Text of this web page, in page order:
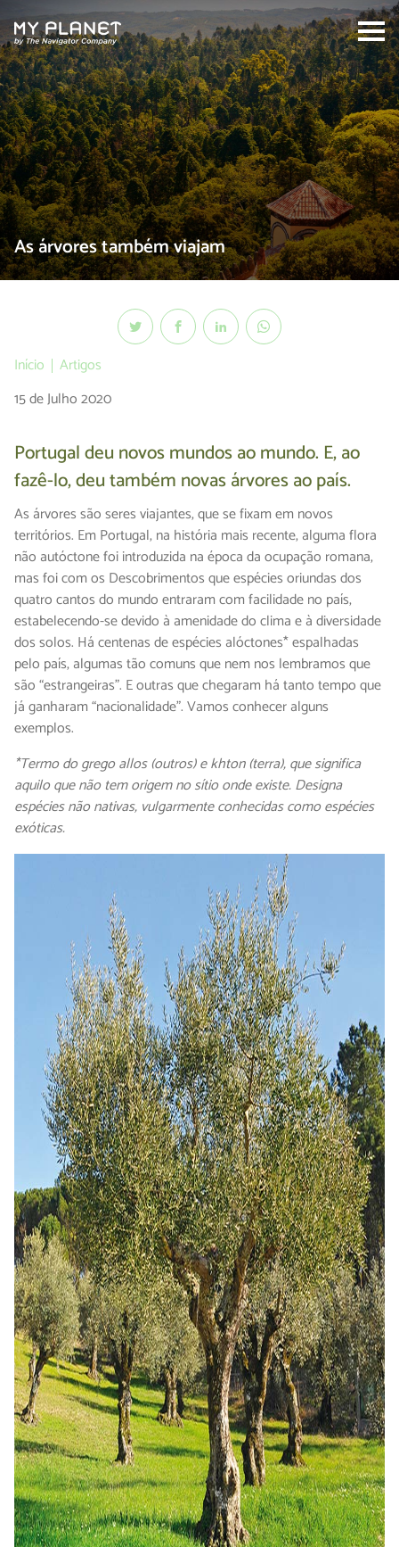
Search:
As árvores também viajam
Início
Artigos
15 de Julho 2020
Portugal deu novos mundos ao mundo. E, ao
fazê-lo, deu também novas árvores ao país.
As árvores são seres viajantes, que se fixam em novos
territórios. Em Portugal, na história mais recente, alguma flora
não autóctone foi introduzida na época da ocupação romana,
mas foi com os Descobrimentos que espécies oriundas dos
quatro cantos do mundo entraram com facilidade no país,
estabelecendo-se devido à amenidade do clima e à diversidade
dos solos. Há centenas de espécies alóctones* espalhadas
pelo país, algumas tão comuns que nem nos lembramos que
são “estrangeiras”. E outras que chegaram há tanto tempo que
já ganharam “nacionalidade”. Vamos conhecer alguns
exemplos.
*Termo do grego allos (outros) e khton (terra), que significa
aquilo que não tem origem no sítio onde existe. Designa
espécies não nativas, vulgarmente conhecidas como espécies
exóticas.